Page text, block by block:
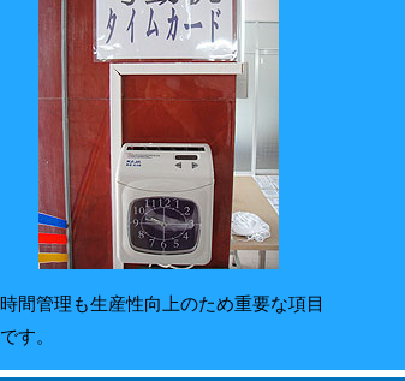
時間管理も生産性向上のため重要な項目
です。